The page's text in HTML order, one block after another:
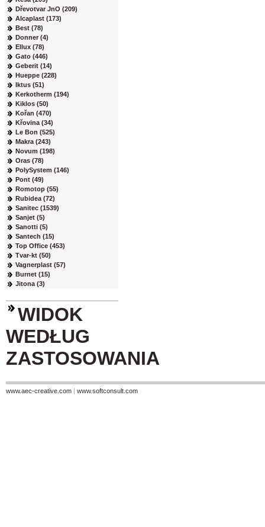
Dřevotvar JnO (209)
Alcaplast (173)
Best (78)
Donner (4)
Ellux (78)
Gato (446)
Geberit (14)
Hueppe (228)
Iktus (51)
Kerkotherm (194)
Kiklos (50)
Kořan (470)
Křovina (34)
Le Bon (525)
Makra (243)
Novum (198)
Oras (78)
PolySystem (146)
Pont (49)
Romotop (55)
Rubidea (72)
Sanitec (1539)
Sanjet (5)
Sanotti (5)
Santech (15)
Top Office (453)
Tvar-kt (50)
Vagnerplast (57)
Burnet (15)
Jitona (3)
WIDOK
WEDŁUG
ZASTOSOWANIA
www.aec-creative.com | www.softconsult.com